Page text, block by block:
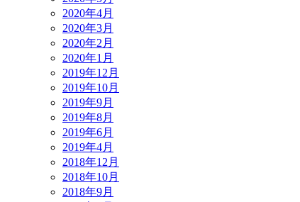
2020年4月
2020年3月
2020年2月
2020年1月
2019年12月
2019年10月
2019年9月
2019年8月
2019年6月
2019年4月
2018年12月
2018年10月
2018年9月